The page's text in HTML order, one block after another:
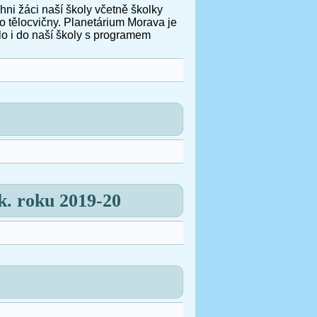
žáci naší školy včetně školky
tělocvičny. Planetárium Morava je
i do naší školy s programem
roku 2019-20